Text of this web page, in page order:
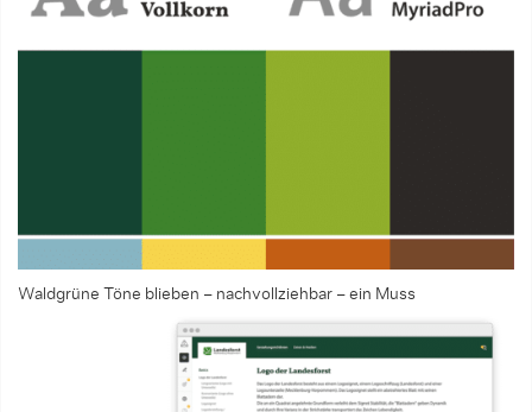
Waldgrüne Töne blieben – nachvollziehbar – ein Muss